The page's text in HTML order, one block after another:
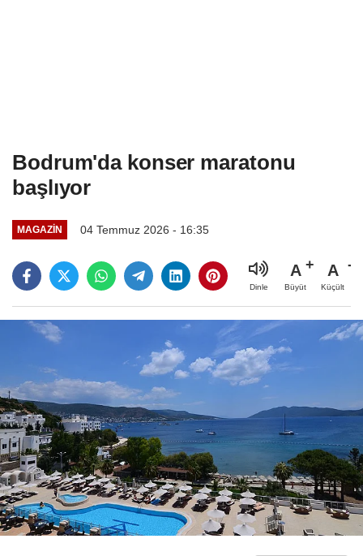
Bodrum'da konser maratonu
başlıyor
MAGAZIN 04 Temmuz 2026 - 16:35
Dinle
A
Büyüt
A
Küçült